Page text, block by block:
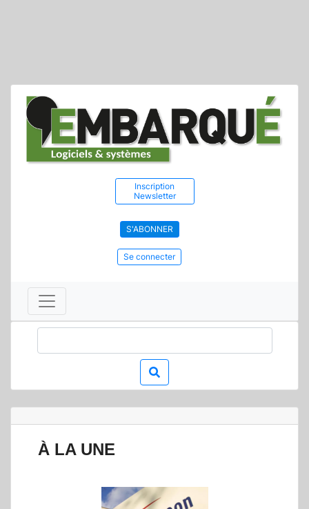
Inscription
Newsletter
S'ABONNER
Se connecter
À LA UNE